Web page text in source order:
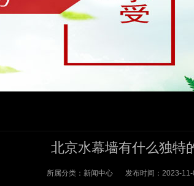
北京水幕墙有什么独特
所属分类： 新闻中心 发布时间： 2023-